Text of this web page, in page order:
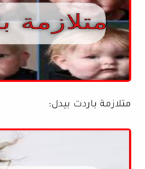
متلازمة باردت بيدل: